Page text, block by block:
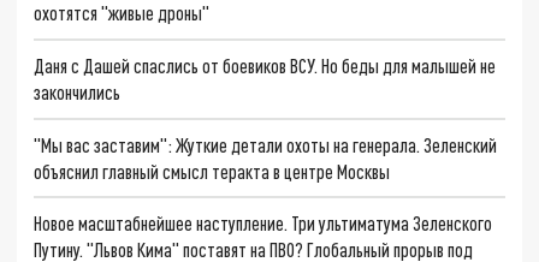
охотятся "живые дроны"
Даня с Дашей спаслись от боевиков ВСУ. Но беды для малышей не
закончились
"Мы вас заставим": Жуткие детали охоты на генерала. Зеленский
объяснил главный смысл теракта в центре Москвы
Новое масштабнейшее наступление. Три ультиматума Зеленского
Путину. "Львов Кима" поставят на ПВО? Глобальный прорыв под